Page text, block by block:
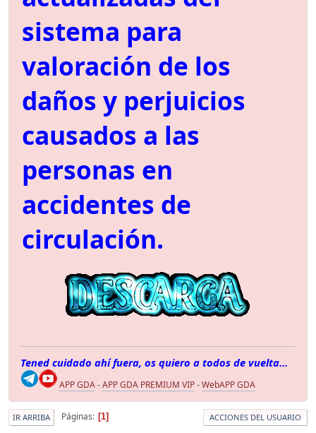
sistema para
valoración de los
daños y perjuicios
causados a las
personas en
accidentes de
circulación.
Tened cuidado ahí fuera, os quiero a todos de vuelta...
APP GDA-APP GDA PREMIUM VIP-WebAPP GDA
IR ARRIBA Páginas 1 ACCIONES DEL USUARIO